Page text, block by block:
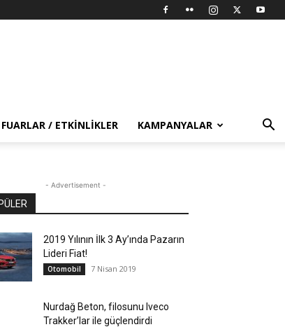
FUARLAR / ETKINLIKLER KAMPANYALAR
- Advertisement -
2019 Yılının İlk 3 Ay’ında Pazarın
Lideri Fiat!
Otomobil 7 Nisan 2019
Nurdağ Beton, filosunu Iveco
Trakker’lar ile güçlendirdi